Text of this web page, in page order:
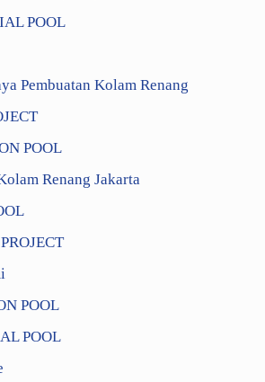
POOL
Pembuatan Kolam Renang
POOL
Renang Jakarta
POOL
POOL